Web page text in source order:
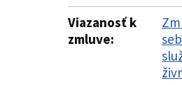
Viazanosť k
zmluve: